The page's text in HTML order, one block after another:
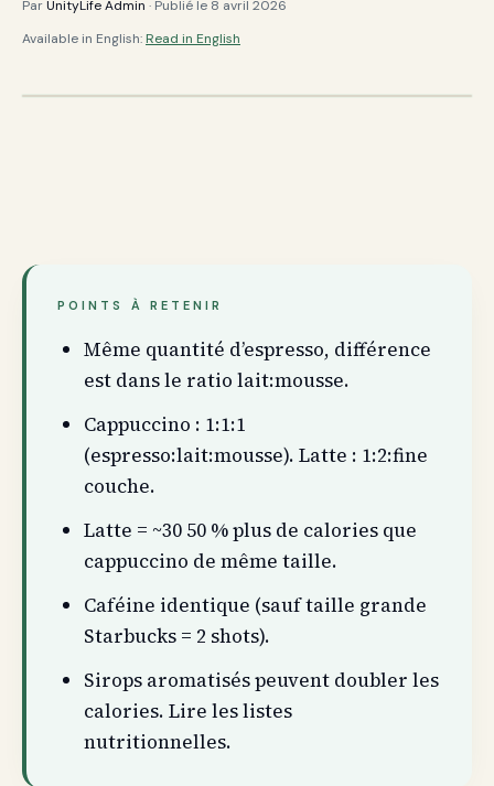
ParUnityLife Admin · Publié le 8 avril 2026
Available in English: Read in English
POINTS À RETENIR
Même quantité d’espresso, différence
est dans le ratio lait:mousse.
Cappuccino : 1:1:1
(espresso:lait:mousse). Latte : 1:2:fine
couche.
Latte = ~30 50 % plus de calories que
cappuccino de même taille.
Caféine identique (sauf taille grande
Starbucks = 2 shots).
Sirops aromatisés peuvent doubler les
calories. Lire les listes
nutritionnelles.